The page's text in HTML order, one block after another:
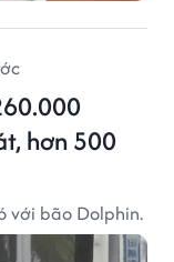
hơn 500
với bão Dolphin.